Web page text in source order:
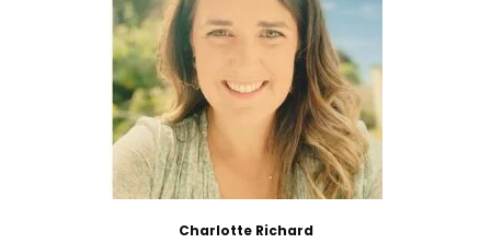
Charlotte Richard